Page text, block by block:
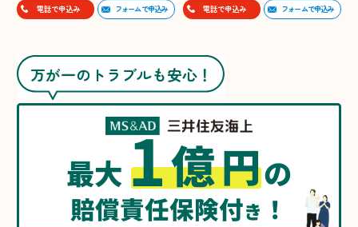
電話で申込み フォームで申込み 電話で申込み フォームで申込み
万が一のトラブルも安心！
最大1億円の
賠償責任保険付き ！